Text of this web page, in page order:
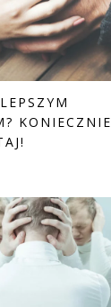
KONIECZNIE